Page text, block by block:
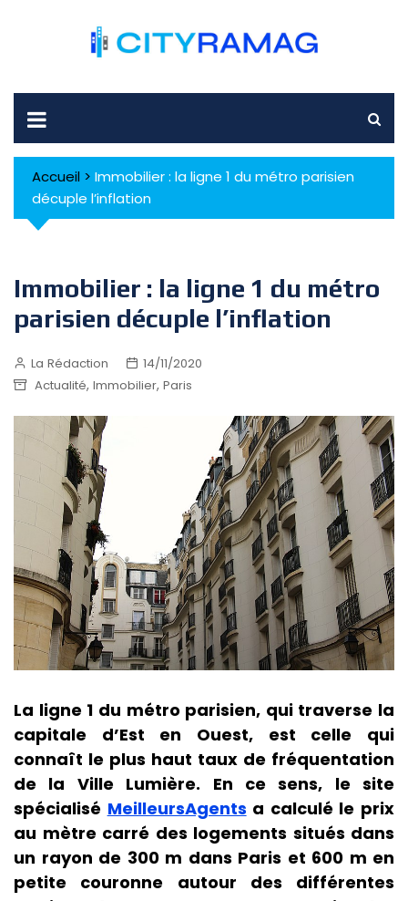
Accueil > Immobilier : la ligne 1 du métro parisien
décuple l’inflation
Immobilier : la ligne 1 du métro
parisien décuple l’inflation
La Rédaction
14/11/2020
Actualité, Immobilier, Paris
La ligne 1 du métro parisien, qui traverse la
capitale d’Est en Ouest, est celle qui
connaît le plus haut taux de fréquentation
de la Ville Lumière. En ce sens, le site
spécialisé MeilleursAgents a calculé le prix
au mètre carré des logements situés dans
un rayon de 300 m dans Paris et 600 m en
petite couronne autour des différentes